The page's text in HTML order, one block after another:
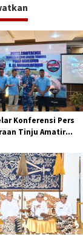
Konferensi Pers
Tinju Amatir